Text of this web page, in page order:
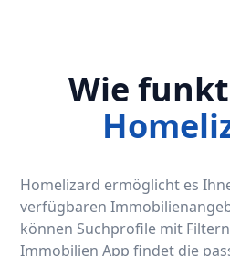
Wie
Homelizard ermöglicht es
verfügbaren
können Suchprofile mit
Immobilien App findet die